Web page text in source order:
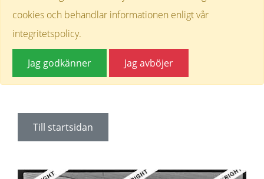
cookies och behandlar informationen enligt vår
integritetspolicy.
Jag godkänner Jag avböjer
Till startsidan